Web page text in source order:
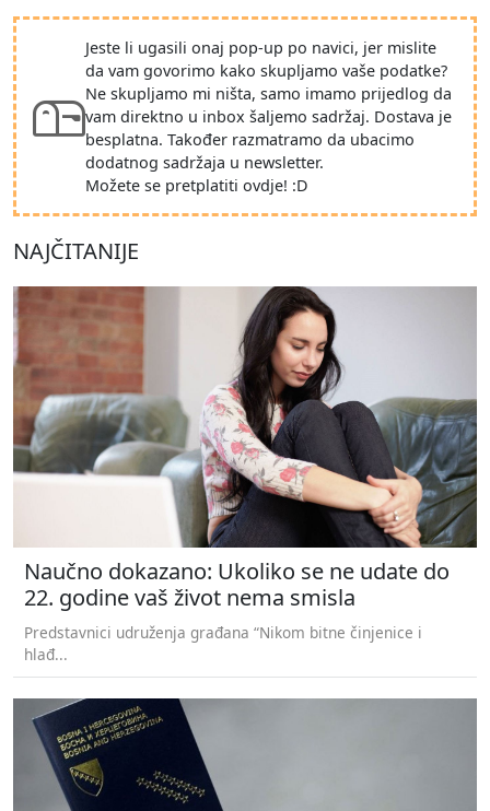
Jeste li ugasili onaj pop-up po navici, jer mislite
da vam govorimo kako skupljamo vaše podatke?
Ne skupljamo mi ništa, samo imamo prijedlog da
vam direktno u inbox šaljemo sadržaj. Dostava je
besplatna. Također razmatramo da ubacimo
dodatnog sadržaja u newsletter.
Možete se pretplatiti ovdje! :D
NAJČITANIJE
Naučno dokazano: Ukoliko se ne udate do
22. godine vaš život nema smisla
Predstavnici udruženja građana “Nikom bitne činjenice i
hlađ...